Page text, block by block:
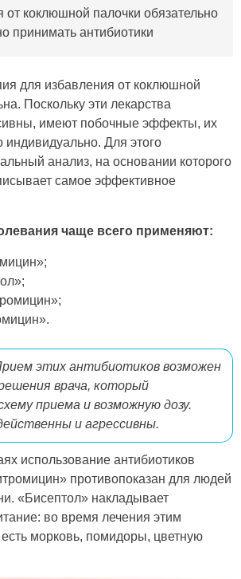
от коклюшной палочки обязательно
принимать антибиотики
для избавления от коклюшной
Поскольку эти лекарства
имеют побочные эффекты, их
индивидуально. Для этого
анализ, на основании которого
самое эффективное
чаще всего применяют:
этих антибиотиков возможен
врача, который
приема и возможную дозу.
и агрессивны.
использование антибиотиков
противопоказан для людей
«Бисептол» накладывает
во время лечения этим
морковь, помидоры, цветную